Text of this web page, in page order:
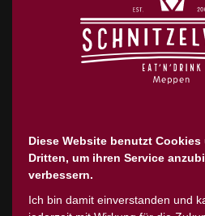
Saftiges
Kräuterbutter und
VIEL Käse überbacken.
Diese Website benutzt
Dritten, um ihren Service
verbessern.
Ich bin damit einverstanden und